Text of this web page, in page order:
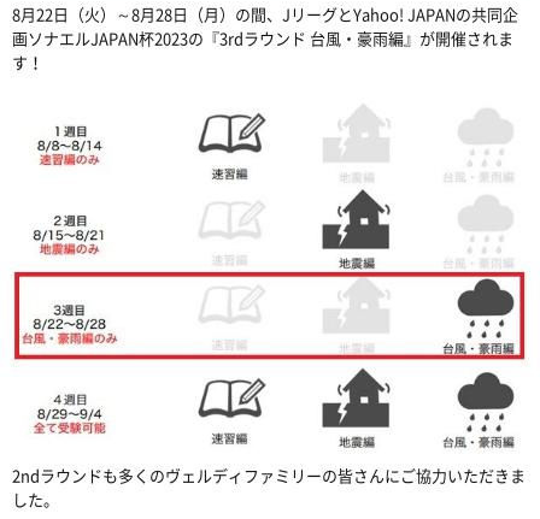
8月22日（火）～8月28日（月）の間、JリーグとYahoo! JAPANの共同企
画ソナエルJAPAN杯2023の『3rdラウンド 台風・豪雨編』が開催されま
す！
2ndラウンドも多くのヴェルディファミリーの皆さんにご協力いただきま
した。